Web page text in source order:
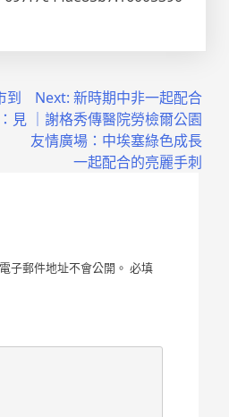
到
見
Next: 新時期中非一起配合
｜謝格秀傳醫院勞檢爾公園
友情廣場：中埃塞綠色成長
一起配合的亮麗手刺
子郵件地址不會公開。 必填